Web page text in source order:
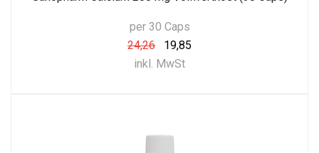
per 30 Caps
24,26
19,85
inkl. MwSt